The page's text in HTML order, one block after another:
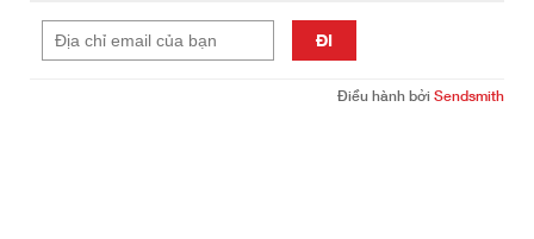
ĐI
Điều hành bởi Sendsmith